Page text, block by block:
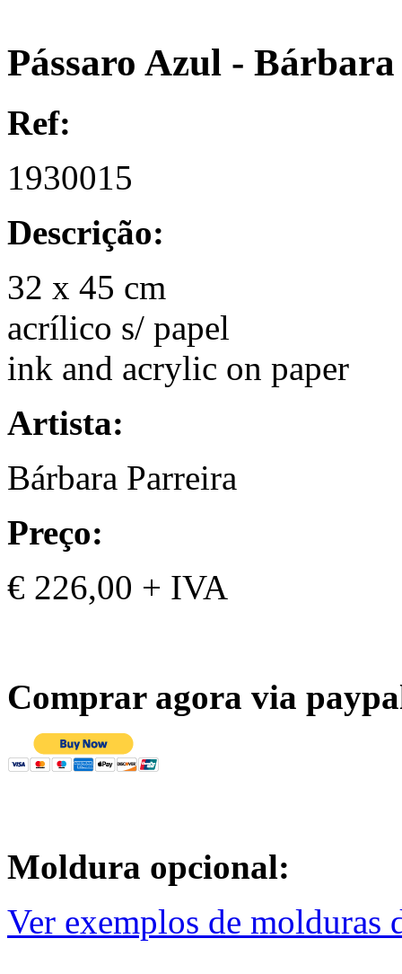
Pássaro Azul -
Ref:
1930015
Descrição:
32 x 45 cm
acrílico s/ papel
ink and acrylic on paper
Artista:
Bárbara Parreira
Preço:
€ 226,00 + IVA
Comprar agora via
Moldura opcional:
Ver exemplos de molduras